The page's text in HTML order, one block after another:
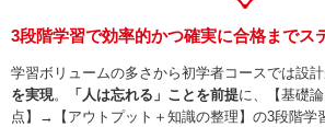
3段階学習で効率的かつ確実に合格までス
学習ボリュームの多さから初学者コースでは設
を実現。 「人は忘れる」ことを前提に、【基礎
点】→【アウトプット＋知識の整理】の3段階